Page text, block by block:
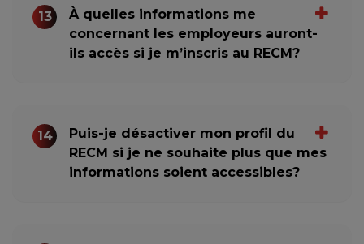
13
À quelles informations me
concernant les employeurs auront-
ils accès si je m’inscris au RECM?
14
Puis-je désactiver mon profil du
RECM si je ne souhaite plus que mes
informations soient accessibles?